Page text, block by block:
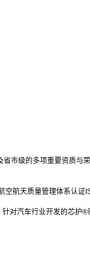
市级的多项重要资质与
航天质量管理体系认证
对汽车行业开发的芯护